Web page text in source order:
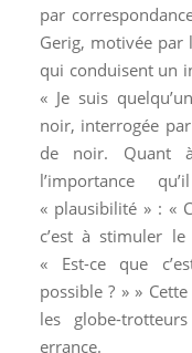
par
Gerig, motivée par
qui conduisent un
« Je suis
noir, interrogée
de noir. Quant
l’importance
« plausibilité » : «
c’est à stimuler
« Est-ce que
possible ? » »
les globe-
errance.